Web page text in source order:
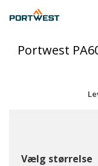
Portwest
Vælg størrelse